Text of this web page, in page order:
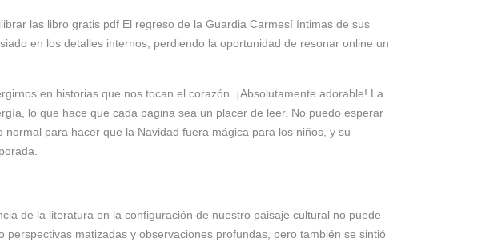
las libro gratis pdf El regreso de la Guardia Carmesí íntimas de sus
en los detalles internos, perdiendo la oportunidad de resonar online un
en historias que nos tocan el corazón. ¡Absolutamente adorable! La
lo que hace que cada página sea un placer de leer. No puedo esperar
para hacer que la Navidad fuera mágica para los niños, y su
de la literatura en la configuración de nuestro paisaje cultural no puede
matizadas y observaciones profundas, pero también se sintió